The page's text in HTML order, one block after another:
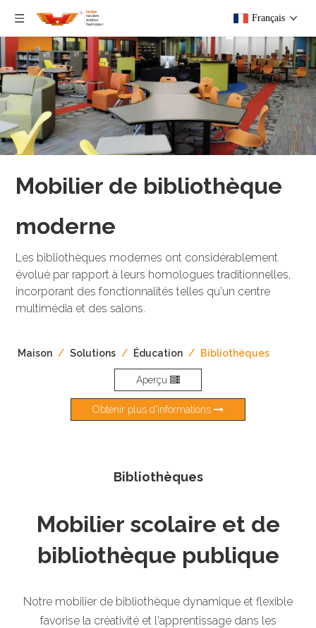
Français
Mobilier de bibliothèque
moderne
Les bibliothèques modernes ont considérablement
évolué par rapport à leurs homologues traditionnelles,
incorporant des fonctionnalités telles qu'un centre
multimédia et des salons.
Maison / Solutions / Éducation / Bibliothèques
Aperçu
Obtenir plus d'informations
Bibliothèques
Mobilier scolaire et de
bibliothèque publique
Notre mobilier de bibliothèque dynamique et flexible
favorise la créativité et l'apprentissage dans les